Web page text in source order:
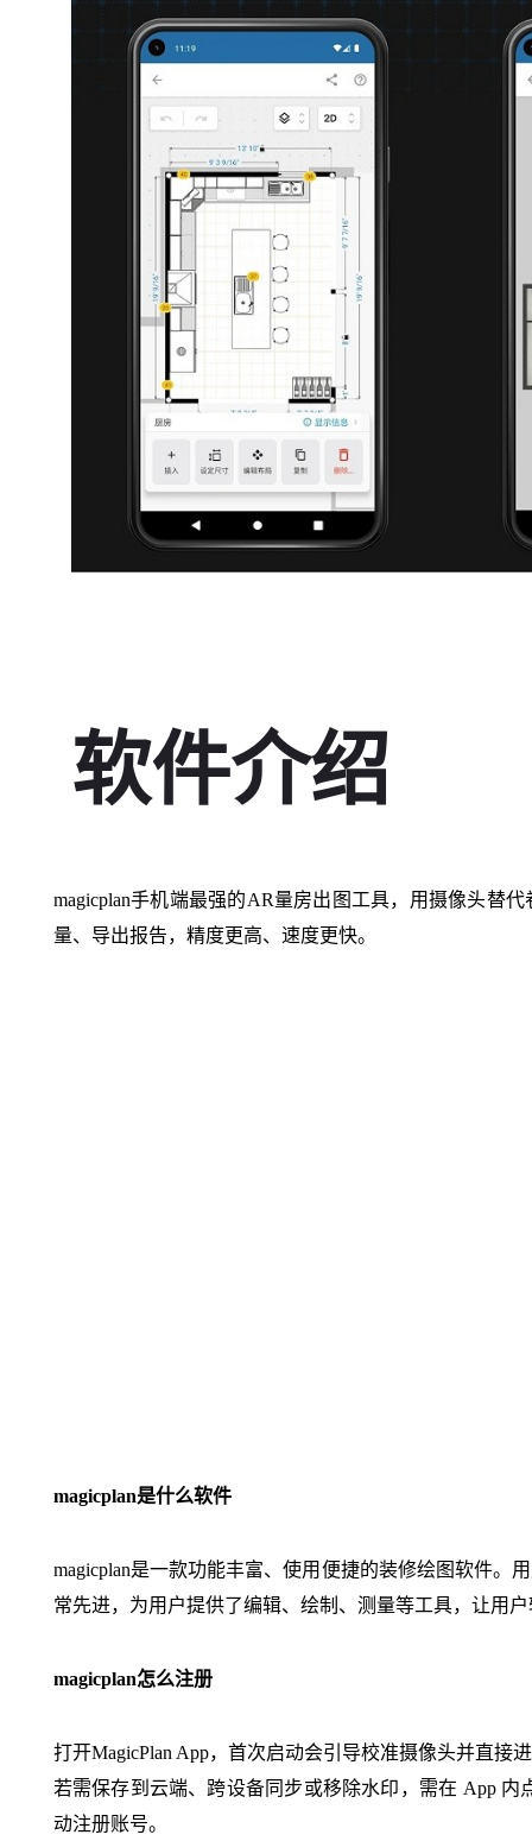
软件介绍
magicplan手机端最强的AR量房出图工具，用摄像头替
量、导出报告，精度更高、速度更快。
magicplan是什么软件
magicplan是一款功能丰富、使用便捷的装修绘图软件
常先进，为用户提供了编辑、绘制、测量等工具，让用
magicplan怎么注册
打开MagicPlan App，首次启动会引导校准摄像头并直接
若需保存到云端、跨设备同步或移除水印，需在 App 内
动注册账号。